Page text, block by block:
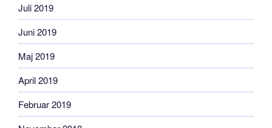
Juli 2019
Juni 2019
Maj 2019
April 2019
Februar 2019